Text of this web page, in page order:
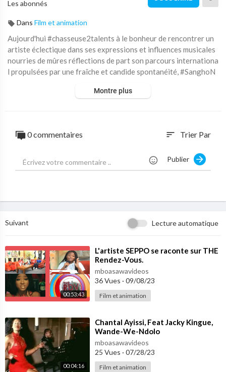
Les abonnés
Dans Film et animation
Aujourd'hui #chasseuse2talents à le bonheur de rencontrer un
artiste éclectique dans ses expressions et influences musicales
nourries de mûres réflections de part son parcours internationa
l propulsées par une fraîche et candide spontanéité, #SanghoN
Montre plus
0 commentaires sort Trier Par
Publier
Suivant Lecture automatique
00:53:43
⁣L'artiste SEPPO se raconte sur THE
Rendez-Vous.
mboasawavideos
36 Vues · 09/08/23
Film et animation
00:04:16
⁣Chantal Ayissi, Feat Jacky Kingue,
Wande-We-Ndolo
mboasawavideos
25 Vues · 07/28/23
Film et animation